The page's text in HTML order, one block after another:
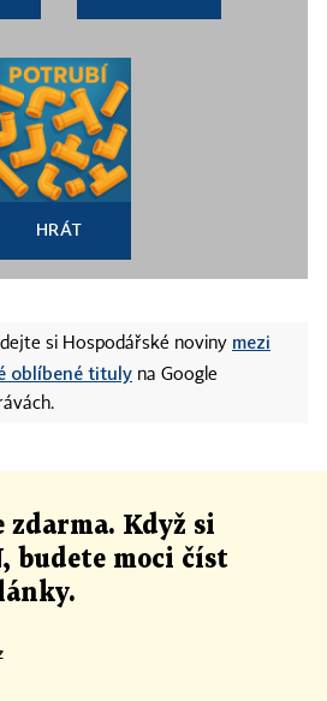
HRÁT
si Hospodářské noviny mezi
oblíbené tituly na Google
zdarma. Když si
budete moci číst
.